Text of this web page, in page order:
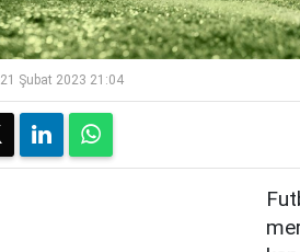
21 Şubat 2023 21:04